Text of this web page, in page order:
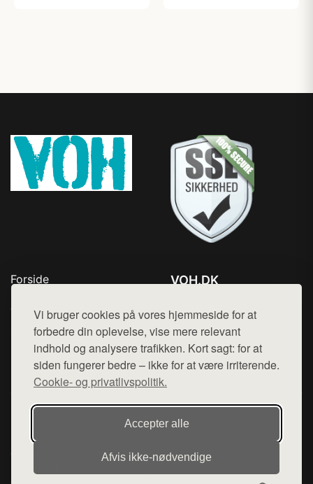
Vi bruger cookies på vores hjemmeside for at
forbedre din oplevelse, vise mere relevant
indhold og analysere trafikken. Kort sagt: for at
siden fungerer bedre – ikke for at være irriterende.
Cookie- og privatlivspolitik.
Accepter alle
Afvis ikke‑nødvendige
Forside
Top Rabatter
Kontakt
VOH.DK
Mail: hej@want.dk
Cookie- og privatlivspolitik
Denne side er en del af want.dk, der udgiver en række
hjemmesider med præsentation af forskellige produkter fra
diverse webshops. Der sælges ikke varer fra denne side - vi
henviser til de shops, som sælger varen. Vi har heller ikke